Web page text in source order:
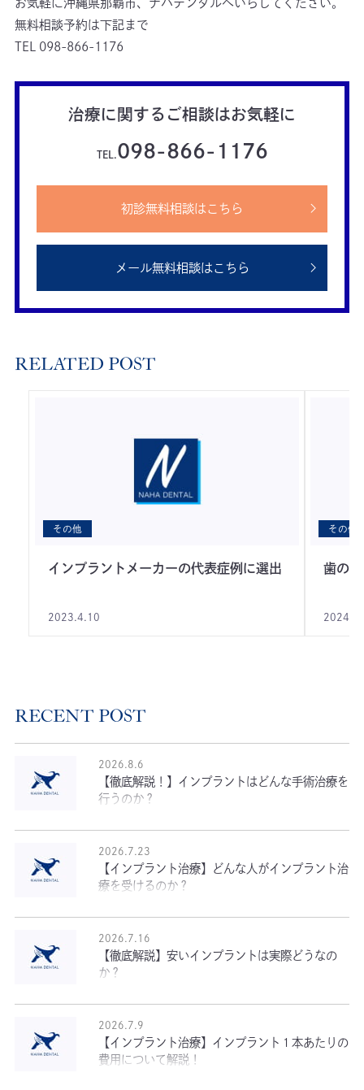
お気軽に沖縄県那覇市、ナハデンタルへいらしてください。
無料相談予約は下記まで
TEL 098-866-1176
治療に関するご相談はお気軽に
TEL. 098-866-1176
初診無料相談はこちら
メール無料相談はこちら
RELATED POST
その他
インプラントメーカーの代表症例に選出
2023.4.10
その他
歯の
RECENT POST
2026.8.6
【徹底解説！】インプラントはどんな手術治療を
行うのか？
2026.7.23
【インプラント治療】どんな人がインプラント治
療を受けるのか？
2026.7.16
【徹底解説】安いインプラントは実際どうなの
か？
2026.7.9
【インプラント治療】インプラント１本あたりの
費用について解説！